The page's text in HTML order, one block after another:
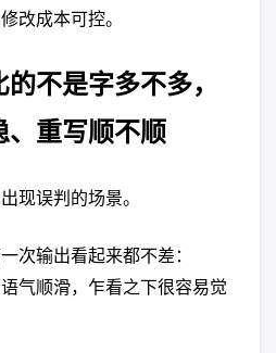
改成本可控。
不是字多不多，
、重写顺不顺
现误判的场景。
次输出看起来都不差：
气顺滑，乍看之下很容易觉